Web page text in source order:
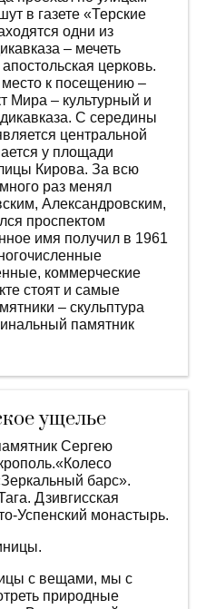
в газете «Терские
одни из
– мечеть
церковь.
к посещению –
Мира – культурный и
С середины
центральной
у площади
Кирова. За всю
раз менял
Александровским,
проспектом
имя получил в 1961
коммерческие
стоят и самые
– скульптура
памятник
ущелье
Сергею
барс».
Дзивгисская
Успенский монастырь.
с вещами, мы с
природные